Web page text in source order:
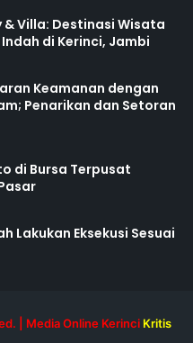
Villa: Destinasi Wisata
di Kerinci, Jambi
Keamanan dengan
Penarikan dan Setoran
di Bursa Terpusat
Lakukan Eksekusi Sesuai
| Media Online Kerinci Kritis